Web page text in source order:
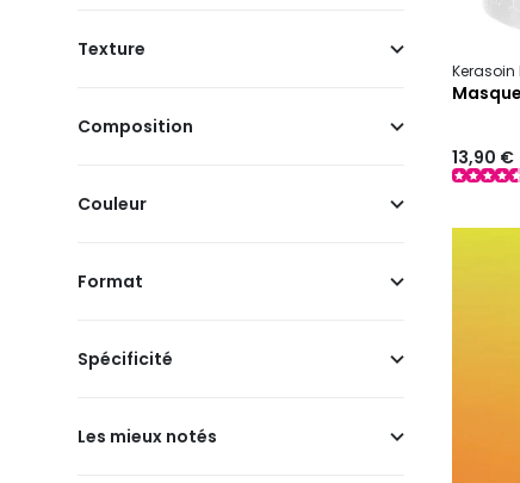
Texture
Composition
Couleur
Format
Spécificité
Les mieux notés
Kerasoin
13,90 €